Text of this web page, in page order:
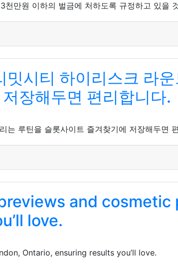
천만원 이하의 벌금에 처하도록 규정하고 있을
시티 하이리스크 라
장해두면 편리합니다.
는 루틴을 슬롯사이트 즐겨찾기에 저장해두면
and cosmetic
love.
Ontario, ensuring results you’ll love.